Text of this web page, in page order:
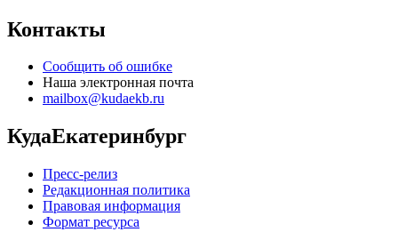
Контакты
Сообщить об ошибке
Наша электронная почта
mailbox@kudaekb.ru
КудаЕкатеринбург
Пресс-релиз
Редакционная политика
Правовая информация
Формат ресурса